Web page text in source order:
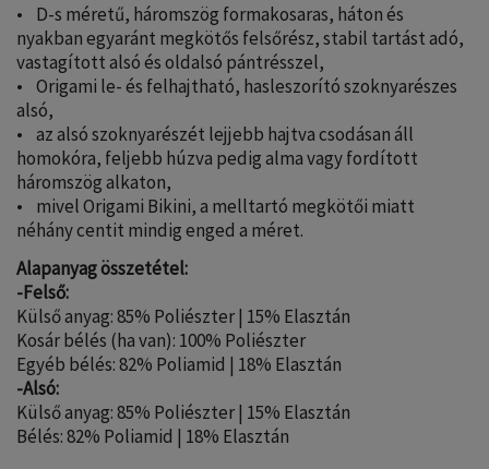
• D-s méretű, háromszög formakosaras, háton és
nyakban egyaránt megkötős felsőrész, stabil tartást adó,
vastagított alsó és oldalsó pántrésszel,
• Origami le- és felhajtható, hasleszorító szoknyarészes
alsó,
• az alsó szoknyarészét lejjebb hajtva csodásan áll
homokóra, feljebb húzva pedig alma vagy fordított
háromszög alkaton,
• mivel Origami Bikini, a melltartó megkötői miatt
néhány centit mindig enged a méret.
Alapanyag összetétel:
-Felső:
Külső anyag: 85% Poliészter | 15% Elasztán
Kosár bélés (ha van): 100% Poliészter
Egyéb bélés: 82% Poliamid | 18% Elasztán
-Alsó:
Külső anyag: 85% Poliészter | 15% Elasztán
Bélés: 82% Poliamid | 18% Elasztán